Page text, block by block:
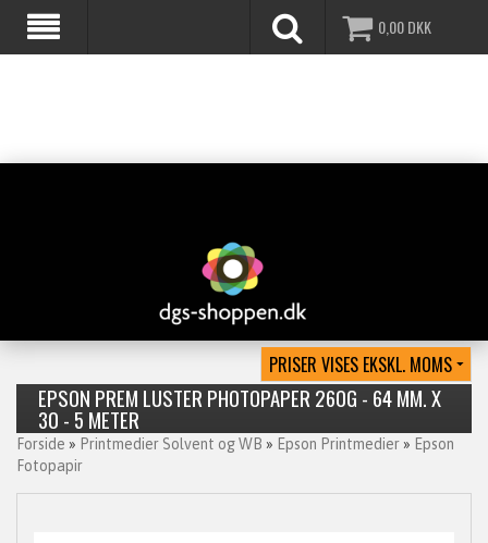
0,00DKK
EPSON PREM LUSTER PHOTOPAPER 260G - 64 MM. X
30 - 5 METER
Forside » Printmedier Solvent og WB » Epson Printmedier » Epson
Fotopapir